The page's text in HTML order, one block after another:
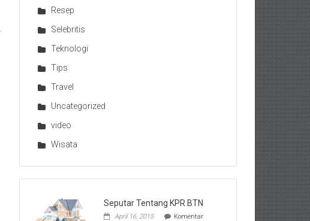
Resep
Selebritis
Teknologi
Tips
Travel
Uncategorized
video
Wisata
Seputar Tentang KPR BTN
April 16, 2015
Komentar